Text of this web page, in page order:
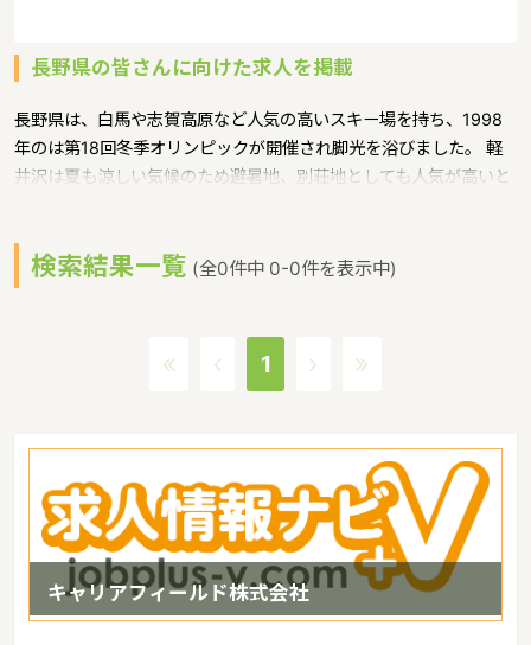
長野県の皆さんに向けた求人を掲載
長野県は、白馬や志賀高原など人気の高いスキー場を持ち、1998
年のは第18回冬季オリンピックが開催され脚光を浴びました。 軽
井沢は夏も涼しい気候のため避暑地、別荘地としても人気が高いと
もが心身ともに健やかに成長できる環境を整備し、もって「子育て
先進県ながの」を実現するために、「信州型自然保育認定制度」と
施設が584施設あり、保育士求人倍率が1.49となっています。
検索結果一覧 (全0件中 0-0件を表示中)
1
キャリアフィールド株式会社